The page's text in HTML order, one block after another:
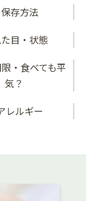
保存方法
目・状態
・食べても平
気？
レルギー